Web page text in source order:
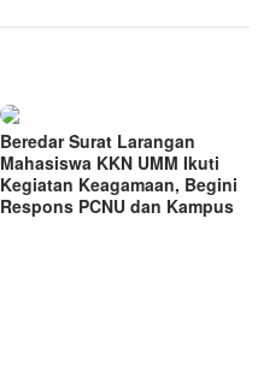
Beredar Surat Larangan
Mahasiswa KKN UMM Ikuti
Kegiatan Keagamaan, Begini
Respons PCNU dan Kampus